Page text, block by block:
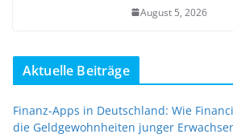
August 5, 2026
Aktuelle Beiträge
Finanz-Apps in Deutschland: Wie
die Geldgewohnheiten junger